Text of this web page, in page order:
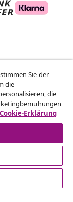
und
Sie der
die
die
Erklärung